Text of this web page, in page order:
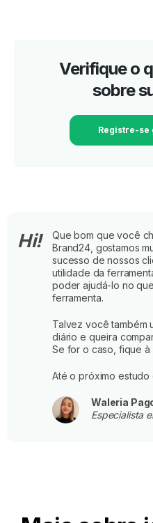
Verifique o
sobre
Registre-se
Hi!
Que bom que você
Brand24, gostamos
sucesso de nossos
utilidade da
poder ajudá-lo no
ferramenta.
Talvez você também
diário e queira
Se for o caso, fique
Até o próximo estudo
Waleria
Especialista